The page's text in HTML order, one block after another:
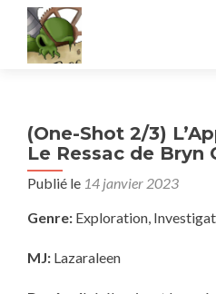
(One-Shot 2/3)
Le Ressac de Bryn
Publié le 14 janvier 2023
Genre: Exploration,
MJ: Lazaraleen